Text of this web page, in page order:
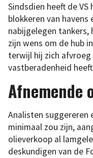
Sindsdien heeft de
blokkeren van havens
nabijgelegen
zijn wens om de hub
terwijl hij zich
vastberadenheid
Afnemende
Analisten suggereren
minimaal zou zijn,
olieverkoop al
deskundigen van de